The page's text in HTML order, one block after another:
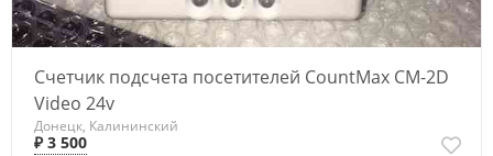
Счетчик подсчета посетителей CountMax CM-2D
Video 24v
Донецк, Калининский
₽ 3 500